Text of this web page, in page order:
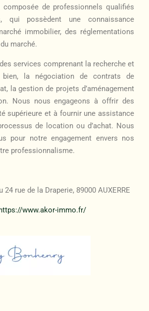
de professionnels qualifiés
qui possèdent une connaissance
immobilier, des réglementations
marché.
services comprenant la recherche et
la négociation de contrats de
la gestion de projets d’aménagement
Nous nous engageons à offrir des
supérieure et à fournir une assistance
de location ou d’achat. Nous
pour notre engagement envers nos
professionnalisme.
24 rue de la Draperie, 89000 AUXERRE
https://www.akor-immo.fr/